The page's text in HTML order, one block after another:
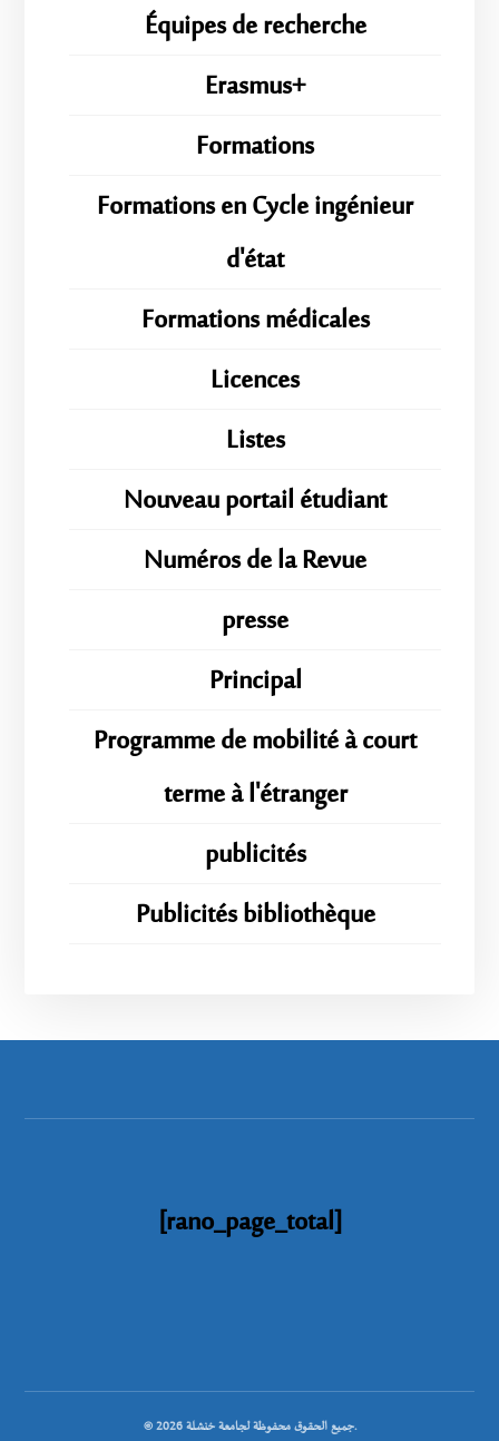
Équipes de recherche
Erasmus+
Formations
Formations en Cycle ingénieur
d'état
Formations médicales
Licences
Listes
Nouveau portail étudiant
Numéros de la Revue
presse
Principal
Programme de mobilité à court
terme à l'étranger
publicités
Publicités bibliothèque
[rano_page_total]
© جميع الحقوق محفوظة لجامعة خنشلة 2026.